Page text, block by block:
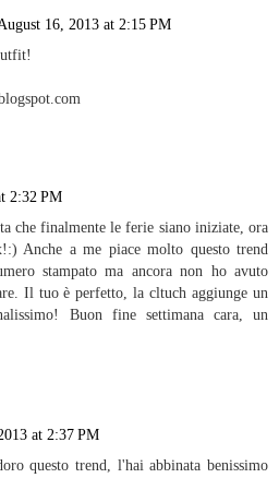
16, 2013 at 2:15 PM
2:32 PM
che finalmente le ferie siano iniziate, ora
Anche a me piace molto questo trend
stampato ma ancora non ho avuto
Il tuo è perfetto, la cltuch aggiunge un
Buon fine settimana cara, un
at 2:37 PM
questo trend, l'hai abbinata benissimo